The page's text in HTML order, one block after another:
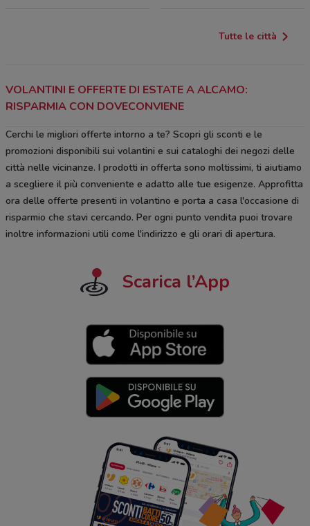
Tutte le città
VOLANTINI E OFFERTE DI ESTATE A ALCAMO:
RISPARMIA CON DOVECONVIENE
Cerchi le migliori offerte intorno a te? Scopri gli sconti e le
promozioni disponibili sui volantini e sui cataloghi dei negozi delle
città nelle vicinanze. I prodotti in offerta sono moltissimi, ti aiutiamo
a scegliere il più conveniente e adatto alle tue esigenze. Approfitta
ora delle offerte presenti in volantino e porta a casa l'occasione di
risparmio che stavi cercando. Per ogni punto vendita puoi trovare
inoltre informazioni utili come l'indirizzo e gli orari di apertura.
Scarica l’App